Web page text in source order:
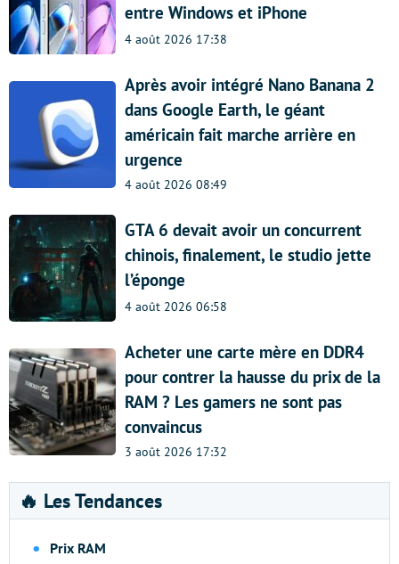
entre Windows et iPhone
4 août 2026 17:38
Après avoir intégré Nano Banana 2
dans Google Earth, le géant
américain fait marche arrière en
urgence
4 août 2026 08:49
GTA 6 devait avoir un concurrent
chinois, finalement, le studio jette
l’éponge
4 août 2026 06:58
Acheter une carte mère en DDR4
pour contrer la hausse du prix de la
RAM ? Les gamers ne sont pas
convaincus
3 août 2026 17:32
🔥 Les Tendances
Prix RAM